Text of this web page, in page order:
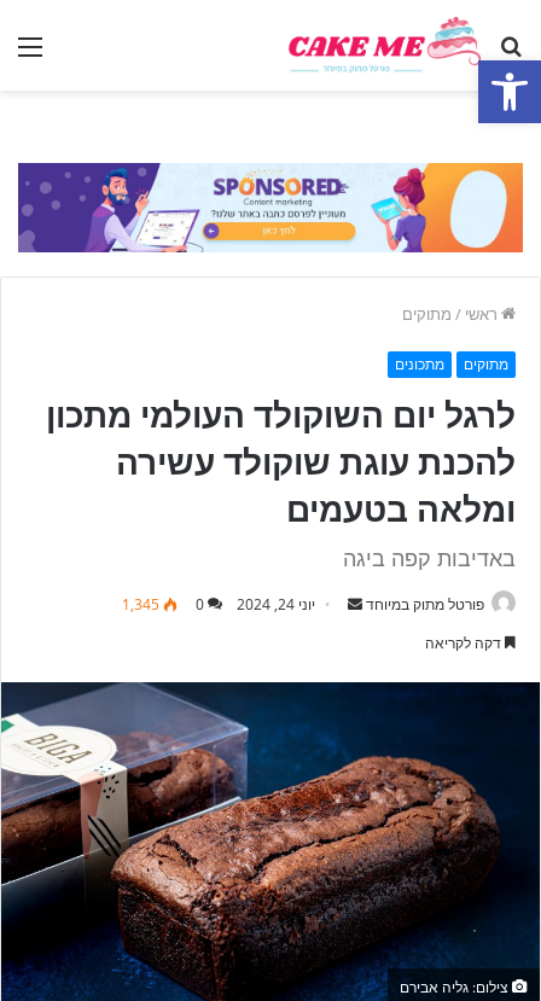
פתח סרגל נגישות
חפש
ראשי / מתוקים
מתוקים מתכונים
לרגל יום השוקולד העולמי מתכון
להכנת עוגת שוקולד עשירה
ומלאה בטעמים
באדיבות קפה ביגה
פורטל מתוק במיוחד
n
e
m
a
i
l
יוני 24, 2024 0
1,345
דקה לקריאה
צילום: גליה אבירם